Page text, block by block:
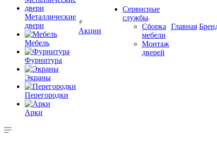
Металлические
двери
Мебель
Фурнитура
Экраны
Перегородки
Арки
Акции
Сервисные
службы
Сборка
мебели
Монтаж
дверей
Главная